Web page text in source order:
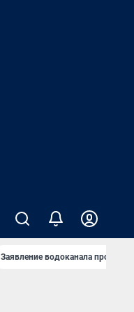
Заявление водоканала про